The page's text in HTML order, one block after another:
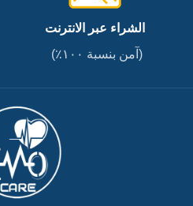
الشراء عبر الانترنت
(آمن بنسبة ١٠٠٪)